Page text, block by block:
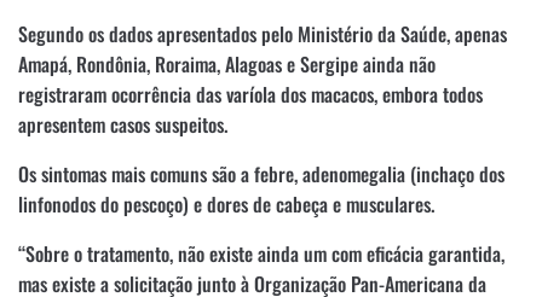
Segundo os dados apresentados pelo Ministério da Saúde, apenas
Amapá, Rondônia, Roraima, Alagoas e Sergipe ainda não
registraram ocorrência das varíola dos macacos, embora todos
apresentem casos suspeitos.
Os sintomas mais comuns são a febre, adenomegalia (inchaço dos
linfonodos do pescoço) e dores de cabeça e musculares.
“Sobre o tratamento, não existe ainda um com eficácia garantida,
mas existe a solicitação junto à Organização Pan-Americana da